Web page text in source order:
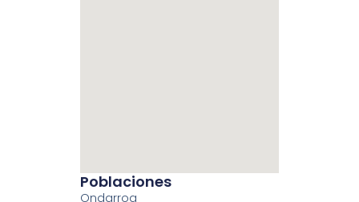
Poblaciones
Ondarroa